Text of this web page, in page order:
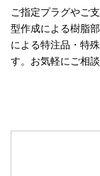
ご指定プラグやご
型作成による樹脂
による特注品・特
す。お気軽にご相談